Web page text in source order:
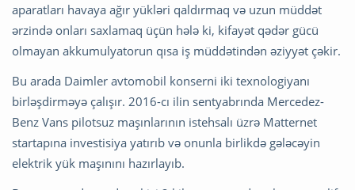
aparatları havaya ağır yükləri qaldırmaq və uzun müddət
ərzində onları saxlamaq üçün hələ ki, kifayət qədər gücü
olmayan akkumulyatorun qısa iş müddətindən əziyyət çəkir.
Bu arada Daimler avtomobil konserni iki texnologiyanı
birləşdirməyə çalışır. 2016-cı ilin sentyabrında Mercedez-
Benz Vans pilotsuz maşınlarının istehsalı üzrə Matternet
startapına investisiya yatırıb və onunla birlikdə gələcəyin
elektrik yük maşınını hazırlayıb.